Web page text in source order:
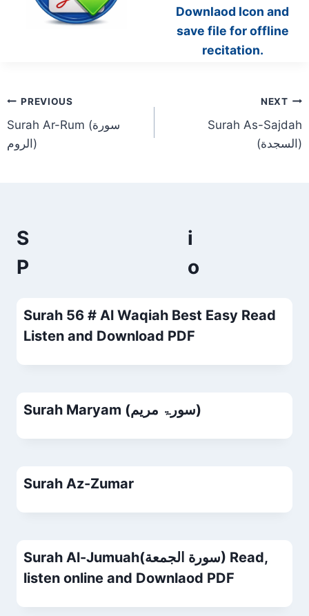
Downlaod Icon and
save file for offline
recitation.
Post
navigation
PREVIOUS
Surah Ar-Rum (سورة
الروم)
NEXT
Surah As-Sajdah
(السجدة)
Surah 56 # Al Waqiah Best Easy Read
Listen and Download PDF
Surah Maryam (سورۃ مریم)
Surah Az-Zumar
Surah Al-Jumuah(سورة الجمعة) Read,
listen online and Downlaod PDF